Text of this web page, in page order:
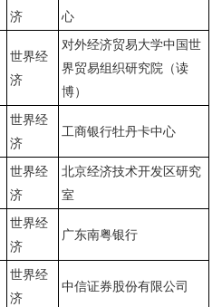
济
心
世界经
济
对外经济贸易大学中国世
界贸易组织研究院（读
博）
世界经
济
工商银行牡丹卡中心
世界经
济
北京经济技术开发区研究
室
世界经
济
广东南粤银行
世界经
济
中信证券股份有限公司